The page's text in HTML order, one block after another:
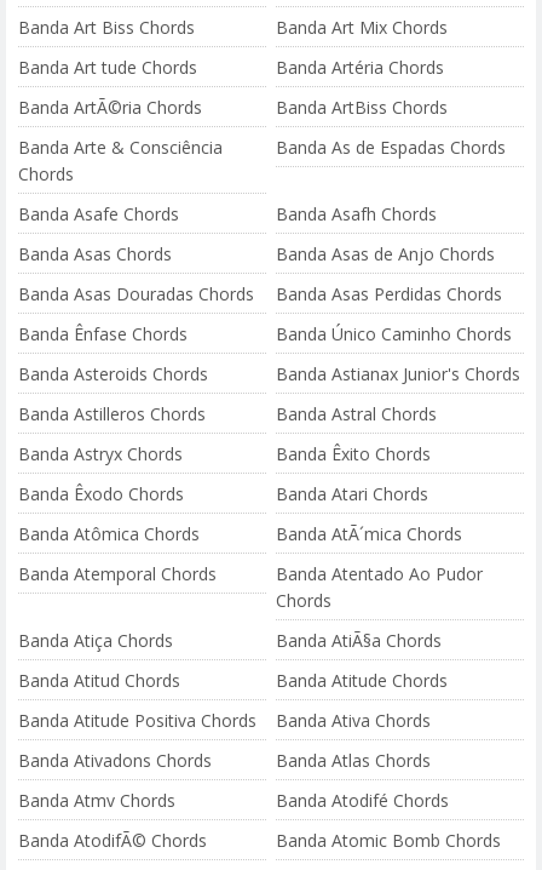
Banda Art Biss Chords
Banda Art Mix Chords
Banda Art tude Chords
Banda Artéria Chords
Banda ArtÃ©ria Chords
Banda ArtBiss Chords
Banda Arte & Consciência
Chords
Banda As de Espadas Chords
Banda Asafe Chords
Banda Asafh Chords
Banda Asas Chords
Banda Asas de Anjo Chords
Banda Asas Douradas Chords
Banda Asas Perdidas Chords
Banda Ênfase Chords
Banda Único Caminho Chords
Banda Asteroids Chords
Banda Astianax Junior's Chords
Banda Astilleros Chords
Banda Astral Chords
Banda Astryx Chords
Banda Êxito Chords
Banda Êxodo Chords
Banda Atari Chords
Banda Atômica Chords
Banda AtÃ´mica Chords
Banda Atemporal Chords
Banda Atentado Ao Pudor
Chords
Banda Atiça Chords
Banda AtiÃ§a Chords
Banda Atitud Chords
Banda Atitude Chords
Banda Atitude Positiva Chords
Banda Ativa Chords
Banda Ativadons Chords
Banda Atlas Chords
Banda Atmv Chords
Banda Atodifé Chords
Banda AtodifÃ© Chords
Banda Atomic Bomb Chords